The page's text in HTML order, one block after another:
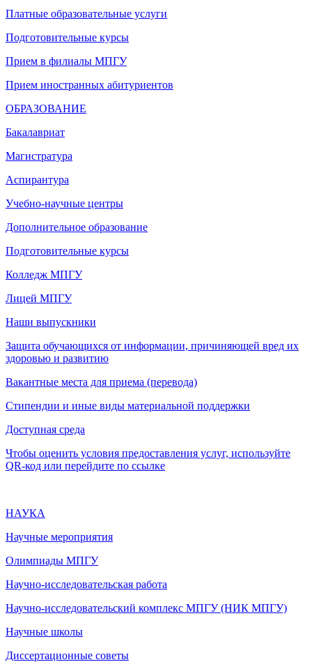
Платные образовательные услуги
Подготовительные курсы
Прием в филиалы МПГУ
Прием иностранных абитуриентов
ОБРАЗОВАНИЕ
Бакалавриат
Магистратура
Аспирантура
Учебно-научные центры
Дополнительное образование
Подготовительные курсы
Колледж МПГУ
Лицей МПГУ
Наши выпускники
Защита обучающихся от информации, причиняющей вред их
здоровью и развитию
Вакантные места для приема (перевода)
Стипендии и иные виды материальной поддержки
Доступная среда
Чтобы оценить условия предоставления услуг, используйте
QR-код или перейдите по ссылке
НАУКА
Научные мероприятия
Олимпиады МПГУ
Научно-исследовательская работа
Научно-исследовательский комплекс МПГУ (НИК МПГУ)
Научные школы
Диссертационные советы